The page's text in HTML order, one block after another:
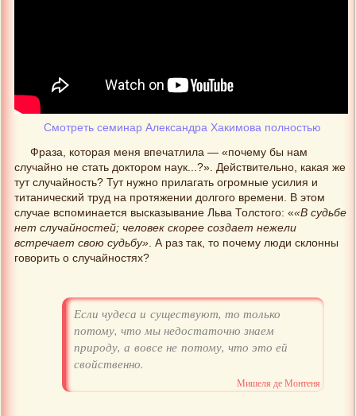
Смотреть семинар Александра Хакимова полностью
Фраза, которая меня впечатлила — «почему бы нам
случайно не стать доктором наук...?». Действительно, какая же
тут случайность? Тут нужно прилагать огромные усилия и
титанический труд на протяжении долгого времени. В этом
случае вспоминается высказывание Льва Толстого: ««В судьбе
нет случайностей; человек скорее создает нежели
встречает свою судьбу». А раз так, то почему люди склонны
говорить о случайностях?
Если чудеса и существуют, то только
потому, что мы недостаточно знаем
природу, а вовсе не потому, что это ей
свойственно.
Мишеля де Монтеня